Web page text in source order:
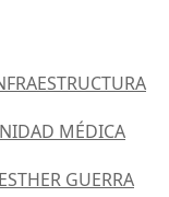
MÉDICA
GUERRA